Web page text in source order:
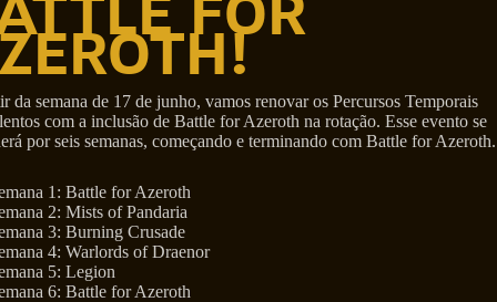
da semana de 17 de junho, vamos renovar os Percursos Temporais
com a inclusão de Battle for Azeroth na rotação. Esse evento se
por seis semanas, começando e terminando com Battle for Azeroth.
1: Battle for Azeroth
2: Mists of Pandaria
3: Burning Crusade
4: Warlords of Draenor
5: Legion
6: Battle for Azeroth